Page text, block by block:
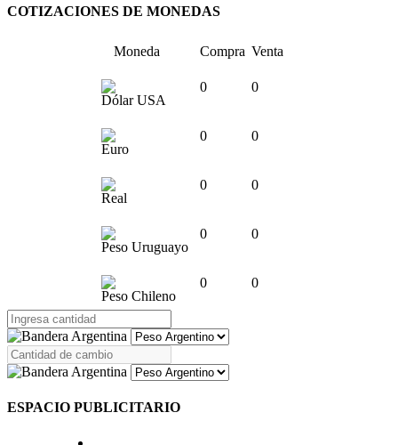
COTIZACIONES DE MONEDAS
Moneda Compra Venta
Dólar USA
0 0
Euro
0 0
Real
0 0
Peso Uruguayo
0 0
Peso Chileno
0 0
ESPACIO PUBLICITARIO